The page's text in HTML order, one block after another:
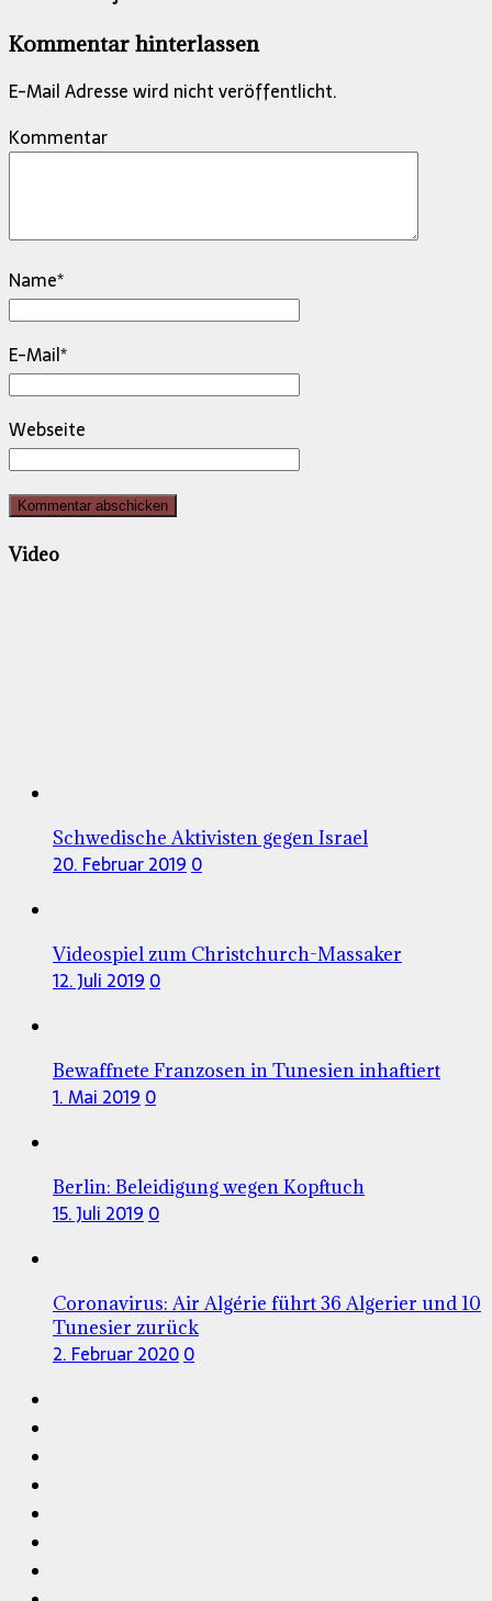
Kommentar hinterlassen
E-Mail Adresse wird nicht veröffentlicht.
Kommentar
Name*
E-Mail*
Webseite
Video
Schwedische Aktivisten gegen Israel
20. Februar 2019 0
Videospiel zum Christchurch-Massaker
12. Juli 2019 0
Bewaffnete Franzosen in Tunesien inhaftiert
1. Mai 2019 0
Berlin: Beleidigung wegen Kopftuch
15. Juli 2019 0
Coronavirus: Air Algérie führt 36 Algerier und 10
Tunesier zurück
2. Februar 20200